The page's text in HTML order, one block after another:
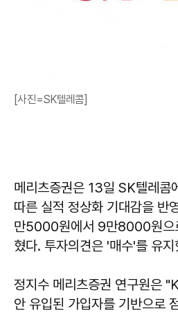
[사진=SK텔레콤]
메리츠증권은 13일 SK텔레콤
따른 실적 정상화 기대감을 반
만5000원에서 9만8000원으
혔다. 투자의견은 '매수'를 유지
정지수 메리츠증권 연구원은
안 유입된 가입자를 기반으로